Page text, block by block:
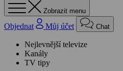
Zobrazit menu
Objednat Můj účet Chat
Nejlevnější televize
Kanály
TV tipy